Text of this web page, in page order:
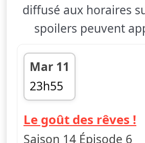
diffusé aux horaires
spoilers peuvent
Mar 11
23h55
fin 00h25
Le goût des rêves !
Saison 14 Épisode 6